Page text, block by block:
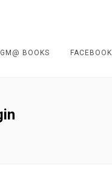
BOOKS FACEBOOK